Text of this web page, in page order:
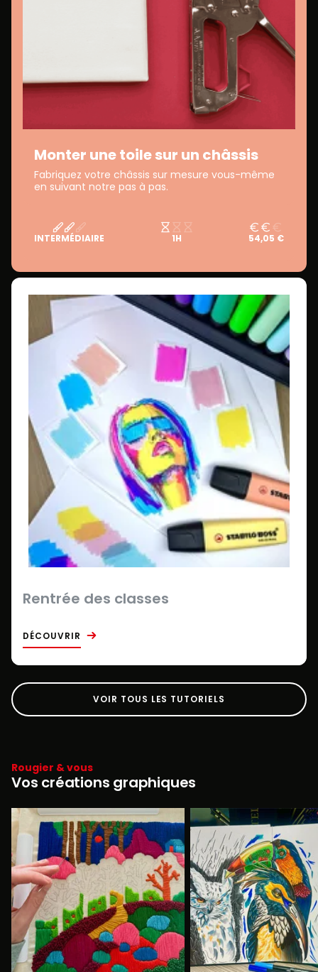
Monter une toile sur un châssis
Fabriquez votre châssis sur mesure vous-même
en suivant notre pas à pas.
INTERMÉDIAIRE 1H 54,05 €
Rentrée des classes
DÉCOUVRIR
VOIR TOUS LES TUTORIELS
Rougier & vous
Vos créations graphiques